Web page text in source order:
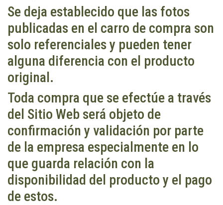
Se deja establecido que las fotos
publicadas en el carro de compra son
solo referenciales y pueden tener
alguna diferencia con el producto
original.
Toda compra que se efectúe a través
del Sitio Web será objeto de
confirmación y validación por parte
de la empresa especialmente en lo
que guarda relación con la
disponibilidad del producto y el pago
de estos.